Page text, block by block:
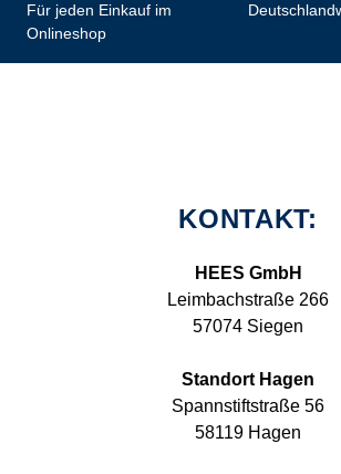
Für jeden Einkauf im
Onlineshop
KONTAKT:
HEES GmbH
Leimbachstraße 266
57074 Siegen
Standort Hagen
Spannstiftstraße 56
58119 Hagen